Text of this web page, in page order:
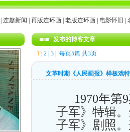
连趣新闻 再版连环画| 老版连环画| 电影怀旧
发布的博客文章
1| 2| 3| 每页5篇 共3页
文革时期《人民画报》样板戏
1970年第9
子军》特辑
子军》剧照